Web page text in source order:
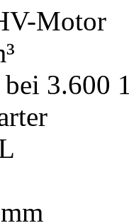
Motor
3.600